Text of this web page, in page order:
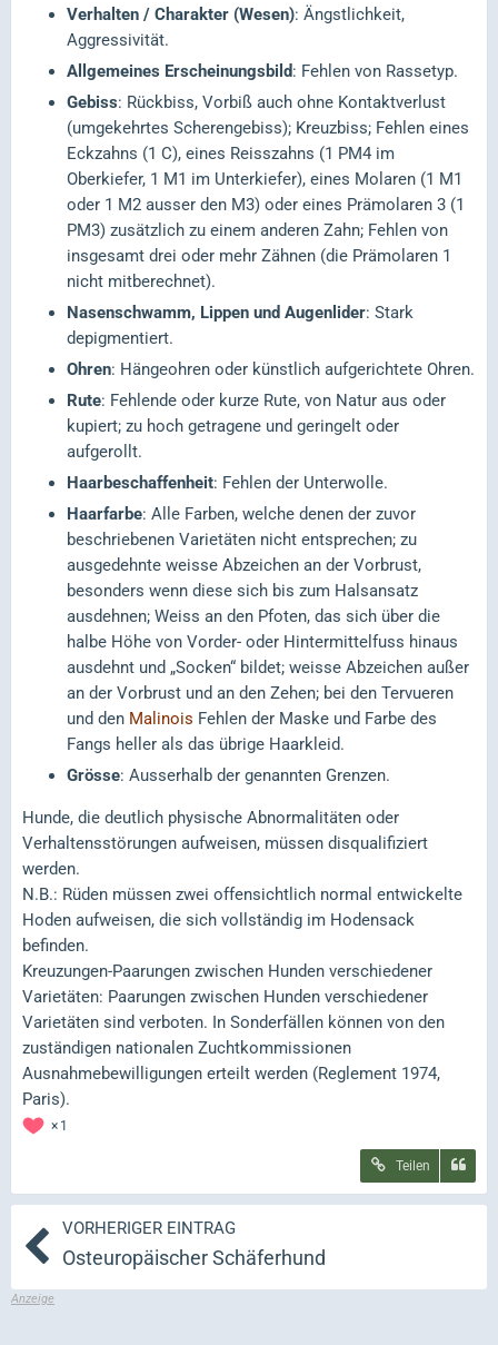
Verhalten / Charakter (Wesen): Ängstlichkeit,
Aggressivität.
Allgemeines Erscheinungsbild: Fehlen von Rassetyp.
Gebiss: Rückbiss, Vorbiß auch ohne Kontaktverlust
(umgekehrtes Scherengebiss); Kreuzbiss; Fehlen eines
Eckzahns (1 C), eines Reisszahns (1 PM4 im
Oberkiefer, 1 M1 im Unterkiefer), eines Molaren (1 M1
oder 1 M2 ausser den M3) oder eines Prämolaren 3 (1
PM3) zusätzlich zu einem anderen Zahn; Fehlen von
insgesamt drei oder mehr Zähnen (die Prämolaren 1
nicht mitberechnet).
Nasenschwamm, Lippen und Augenlider: Stark
depigmentiert.
Ohren: Hängeohren oder künstlich aufgerichtete Ohren.
Rute: Fehlende oder kurze Rute, von Natur aus oder
kupiert; zu hoch getragene und geringelt oder
aufgerollt.
Haarbeschaffenheit: Fehlen der Unterwolle.
Haarfarbe: Alle Farben, welche denen der zuvor
beschriebenen Varietäten nicht entsprechen; zu
ausgedehnte weisse Abzeichen an der Vorbrust,
besonders wenn diese sich bis zum Halsansatz
ausdehnen; Weiss an den Pfoten, das sich über die
halbe Höhe von Vorder- oder Hintermittelfuss hinaus
ausdehnt und „Socken“ bildet; weisse Abzeichen außer
an der Vorbrust und an den Zehen; bei den Tervueren
und den Malinois Fehlen der Maske und Farbe des
Fangs heller als das übrige Haarkleid.
Grösse: Ausserhalb der genannten Grenzen.
Hunde, die deutlich physische Abnormalitäten oder
Verhaltensstörungen aufweisen, müssen disqualifiziert
werden.
N.B.: Rüden müssen zwei offensichtlich normal entwickelte
Hoden aufweisen, die sich vollständig im Hodensack
befinden.
Kreuzungen-Paarungen zwischen Hunden verschiedener
Varietäten: Paarungen zwischen Hunden verschiedener
Varietäten sind verboten. In Sonderfällen können von den
zuständigen nationalen Zuchtkommissionen
Ausnahmebewilligungen erteilt werden (Reglement 1974,
Paris).
1
Teilen
VORHERIGER EINTRAG
Osteuropäischer Schäferhund